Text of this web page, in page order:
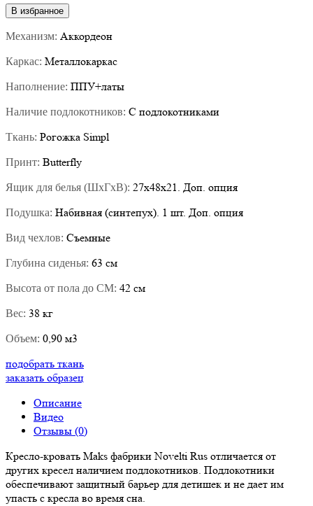
В избранное
Механизм: Аккордеон
Каркас: Металлокаркас
Наполнение: ППУ+латы
Наличие подлокотников: С подлокотниками
Ткань: Рогожка Simpl
Принт: Butterfly
Ящик для белья (ШхГхВ): 27х48х21. Доп. опция
Подушка: Набивная (синтепух). 1 шт. Доп. опция
Вид чехлов: Съемные
Глубина сиденья: 63 см
Высота от пола до СМ: 42 см
Вес: 38 кг
Объем: 0,90 м3
подобрать ткань
заказать образец
Описание
Видео
Отзывы (0)
Кресло-кровать Maks фабрики Novelti Rus отличается от
других кресел наличием подлокотников. Подлокотники
обеспечивают защитный барьер для детишек и не дает им
упасть с кресла во время сна.